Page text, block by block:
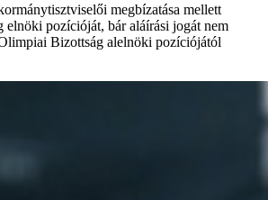
megbízatása mellett
elnöki pozícióját, bár aláírási jogát nem
Bizottság alelnöki pozíciójától